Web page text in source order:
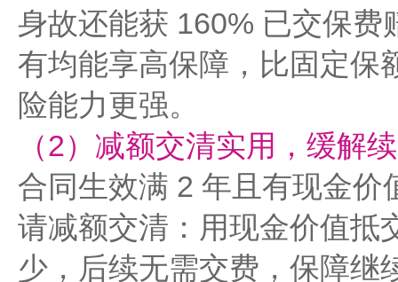
身故还能获 160% 已交保
有均能享高保障，比固定保
险能力更强。
（2）减额交清实用，缓解
合同生效满 2 年且有现金
请减额交清：用现金价值抵
少，后续无需交费，保障继